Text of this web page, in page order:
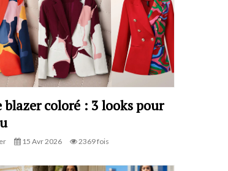
blazer coloré : 3 looks pour
15 Avr 2026 2369 fois